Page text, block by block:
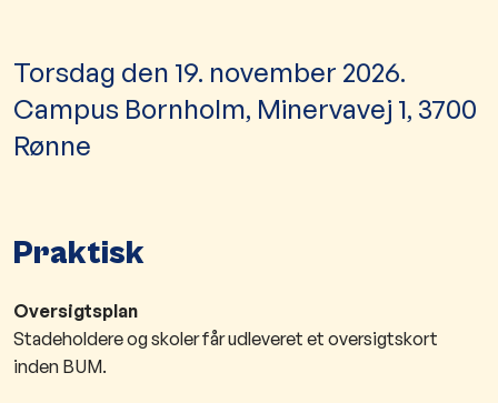
Torsdag den 19. november 2026.
Campus Bornholm, Minervavej 1, 3700
Rønne
Praktisk
Oversigtsplan
Stadeholdere og skoler får udleveret et oversigtskort
inden BUM.